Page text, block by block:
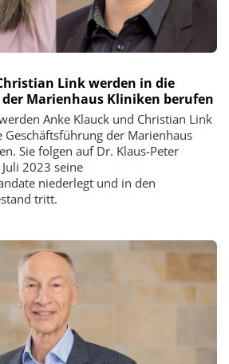
Link werden in die
Marienhaus Kliniken berufen
Anke Klauck und Christian Link
Geschäftsführung der Marienhaus
Sie folgen auf Dr. Klaus-Peter
2023 seine
niederlegt und in den
tritt.